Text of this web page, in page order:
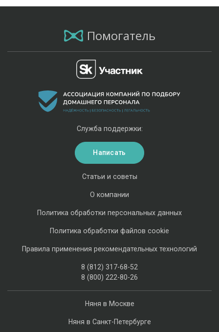
Помогатель
Няня в Москве
Няня в Санкт-Петербурге
Статьи и советы
О компании
Политика обработки персональных данных
Политика обработки файлов cookie
Правила применения рекомендательных технологий
8 (812) 317-68-52
8 (800) 222-80-26
Служба поддержки:
Написать